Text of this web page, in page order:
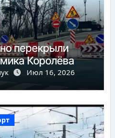
перекрыли
Королёва
Июл 16, 2026